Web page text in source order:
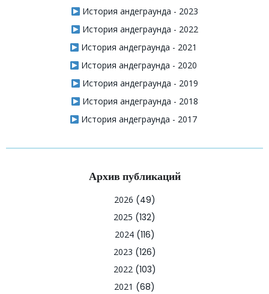
История андеграунда - 2023
История андеграунда - 2022
История андеграунда - 2021
История андеграунда - 2020
История андеграунда - 2019
История андеграунда - 2018
История андеграунда - 2017
Архив публикаций
2026 (49)
2025 (132)
2024(116)
2023 (126)
2022(103)
2021 (68)